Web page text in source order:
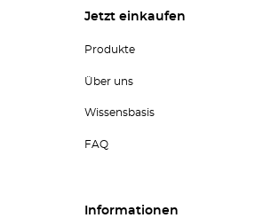
Jetzt einkaufen
Produkte
Über uns
Wissensbasis
FAQ
Informationen